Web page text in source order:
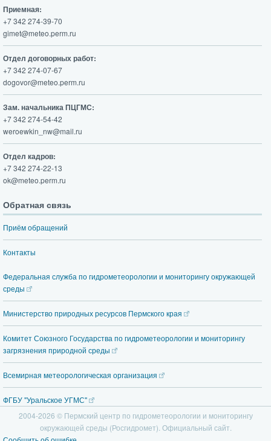
Приемная:
+7 342 274-39-70
gimet@meteo.perm.ru
Отдел договорных работ:
+7 342 274-07-67
dogovor@meteo.perm.ru
Зам. начальника ПЦГМС:
+7 342 274-54-42
weroewkin_nw@mail.ru
Отдел кадров:
+7 342 274-22-13
ok@meteo.perm.ru
Обратная связь
Приём обращений
Контакты
Федеральная служба по гидрометеорологии и мониторингу окружающей
среды
Министерство природных ресурсов Пермского края
Комитет Союзного Государства по гидрометеорологии и мониторингу
загрязнения природной среды
Всемирная метеорологическая организация
ФГБУ "Уральское УГМС"
2004-2026 © Пермский центр по гидрометеорологии и мониторингу
окружающей среды (Росгидромет). Официальный сайт.